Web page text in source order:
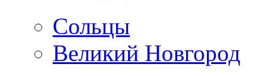
Сольцы
Великий Новгород